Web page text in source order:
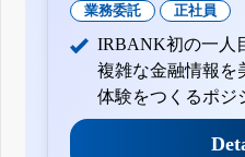
業務委託 正社員
IRBANK初の一人
複雑な金融情報を
体験をつくるポジ